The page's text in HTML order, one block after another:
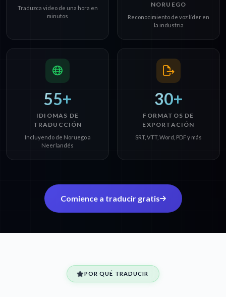
Traduzca video de una hora en
minutos
NORUEGO
Reconocimiento de voz líder en
la industria
55+
IDIOMAS DE
TRADUCCIÓN
Incluyendo de Noruego a
Neerlandés
30+
FORMATOS DE
EXPORTACIÓN
SRT, VTT, Word, PDF y más
Comience a traducir gratis
POR QUÉ TRADUCIR